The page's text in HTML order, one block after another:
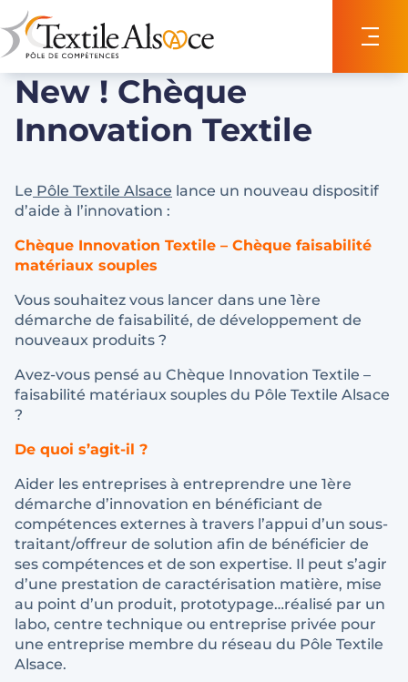
New ! Chèque
Innovation Textile
Le Pôle Textile Alsace lance un nouveau dispositif
d’aide à l’innovation :
Chèque Innovation Textile – Chèque faisabilité
matériaux souples
Vous souhaitez vous lancer dans une 1ère
démarche de faisabilité, de développement de
nouveaux produits ?
Avez-vous pensé au Chèque Innovation Textile –
faisabilité matériaux souples du Pôle Textile Alsace
?
De quoi s’agit-il ?
Aider les entreprises à entreprendre une 1ère
démarche d’innovation en bénéficiant de
compétences externes à travers l’appui d’un sous-
traitant/offreur de solution afin de bénéficier de
ses compétences et de son expertise. Il peut s’agir
d’une prestation de caractérisation matière, mise
au point d’un produit, prototypage…réalisé par un
labo, centre technique ou entreprise privée pour
une entreprise membre du réseau du Pôle Textile
Alsace.
Panneau de gestion des cookies